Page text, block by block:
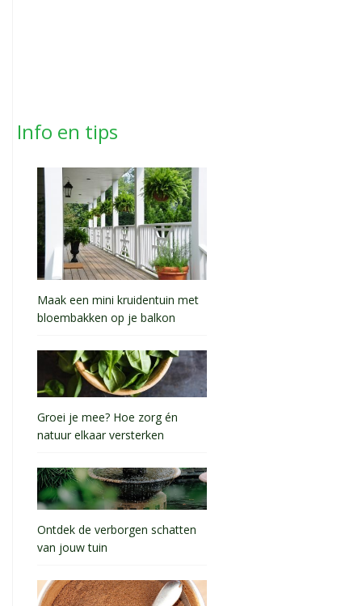
Info en tips
Maak een mini kruidentuin met
bloembakken op je balkon
Groei je mee? Hoe zorg én
natuur elkaar versterken
Ontdek de verborgen schatten
van jouw tuin